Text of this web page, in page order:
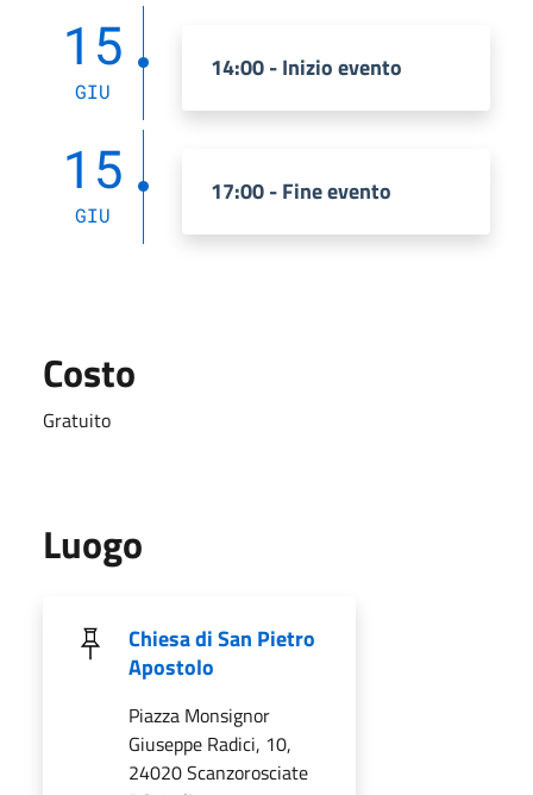
15
GIU
14:00 - Inizio evento
15
GIU
17:00 - Fine evento
Costo
Gratuito
Luogo
Chiesa di San Pietro
Apostolo
Piazza Monsignor
Giuseppe Radici, 10,
24020 Scanzorosciate